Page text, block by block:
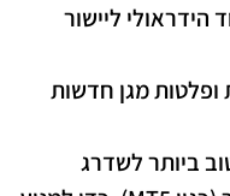
הידראולי ליישור
מגן חדשות
ביותר לשדרג